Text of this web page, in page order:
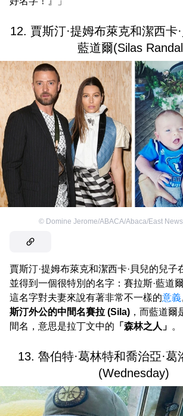
12. 賈斯汀·提姆布萊克和潔西卡
藍道爾(Silas
© Domine Jerome/ABACA/Abaca/East News
賈斯汀·提姆布萊克和潔西卡·貝兒的兒子
並得到一個很特別的名字：賽拉斯·藍道
這名字對夫妻來說有著非常不一樣的意義
斯汀外公的中間名賽拉 (Sila) ，而藍道爾
間名，意思是拉丁文中的 「森林之人」 。
13. 魯伯特·葛林特和喬治亞·葛
(Wednesday)